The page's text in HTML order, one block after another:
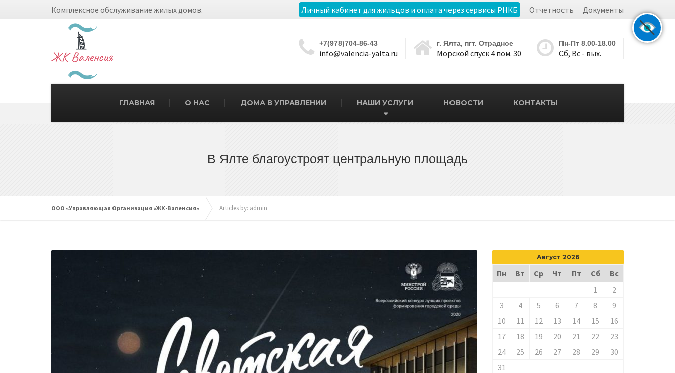
Комплексное обслуживание жилых домов. Личный кабинет для жильцов и оплата через сервисы РНКБ Отчетность Документы
+7(978)704-86-43
info@valencia-yalta.ru
г. Ялта, пгт. Отрадное
Морской спуск 4 пом. 30
Пн-Пт 8.00-18.00
Сб, Вс - вых.
ГЛАВНАЯ О НАС ДОМА В УПРАВЛЕНИИ НАШИ УСЛУГИ НОВОСТИ КОНТАКТЫ
В Ялте благоустроят центральную площадь
ООО «Управляющая Организация «ЖК-Валенсия» Articles by: admin
Август 2026
Пн Вт Ср Чт Пт Сб
Вс
1
2
3
4 5 6 7 8
9
10
11 12 13 14 15
16
17
18 19 20 21 22
23
24
25 26 27 28 29
30
31